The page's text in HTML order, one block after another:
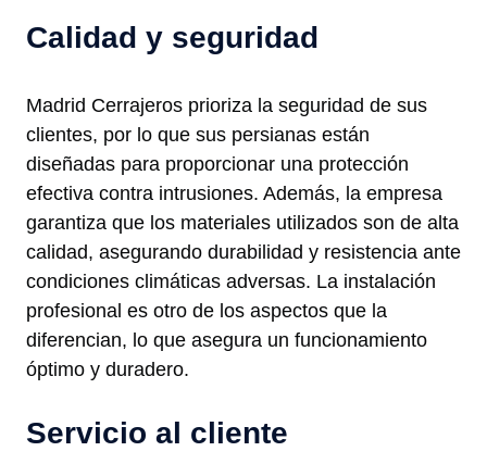
Calidad y seguridad
Madrid Cerrajeros prioriza la seguridad de sus
clientes, por lo que sus persianas están
diseñadas para proporcionar una protección
efectiva contra intrusiones. Además, la empresa
garantiza que los materiales utilizados son de alta
calidad, asegurando durabilidad y resistencia ante
condiciones climáticas adversas. La instalación
profesional es otro de los aspectos que la
diferencian, lo que asegura un funcionamiento
óptimo y duradero.
Servicio al cliente